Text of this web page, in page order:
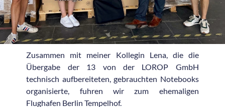
Zusammen mit meiner Kollegin Lena, die die
Übergabe der 13 von der LOROP GmbH
technisch aufbereiteten, gebrauchten Notebooks
organisierte, fuhren wir zum ehemaligen
Flughafen Berlin Tempelhof.